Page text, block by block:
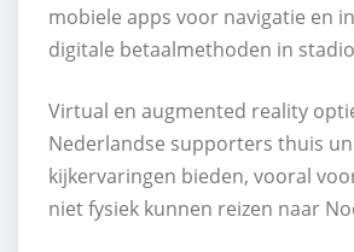
mobiele apps voor navigatie en
digitale betaalmethoden in
Virtual en augmented reality
Nederlandse supporters thuis
kijkervaringen bieden, vooral
niet fysiek kunnen reizen naar